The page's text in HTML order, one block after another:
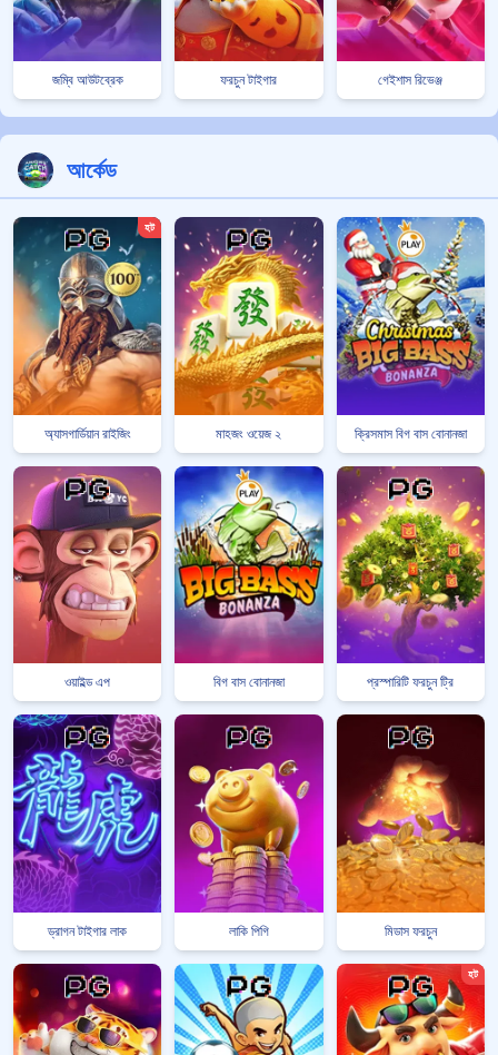
জম্বি আউটব্রেক ফরচুন টাইগার গেইশাস রিভেঞ্জ
আর্কেড
হট
অ্যাসগার্ডিয়ান রাইজিং মাহজং ওয়েজ ২ ক্রিসমাস বিগ বাস বোনানজা
ওয়াইল্ড এপ বিগ বাস বোনানজা প্রস্পারিটি ফরচুন ট্রি
ড্রাগন টাইগার লাক লাকি পিগি মিডাস ফরচুন
হট